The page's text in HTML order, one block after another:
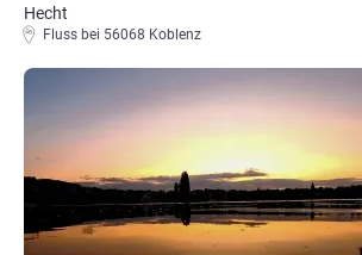
Hecht
Fluss bei 56068 Koblenz